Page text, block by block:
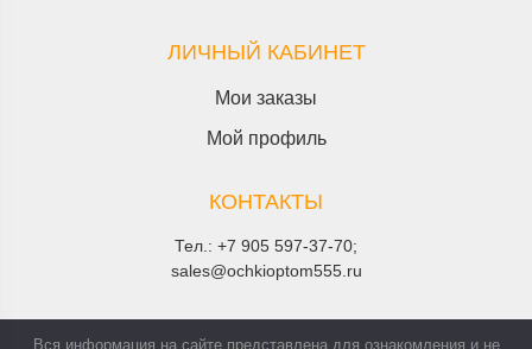
ЛИЧНЫЙ КАБИНЕТ
Мои заказы
Мой профиль
КОНТАКТЫ
Тел.: +7 905 597-37-70;
sales@ochkioptom555.ru
Вся информация на сайте представлена для ознакомления и не